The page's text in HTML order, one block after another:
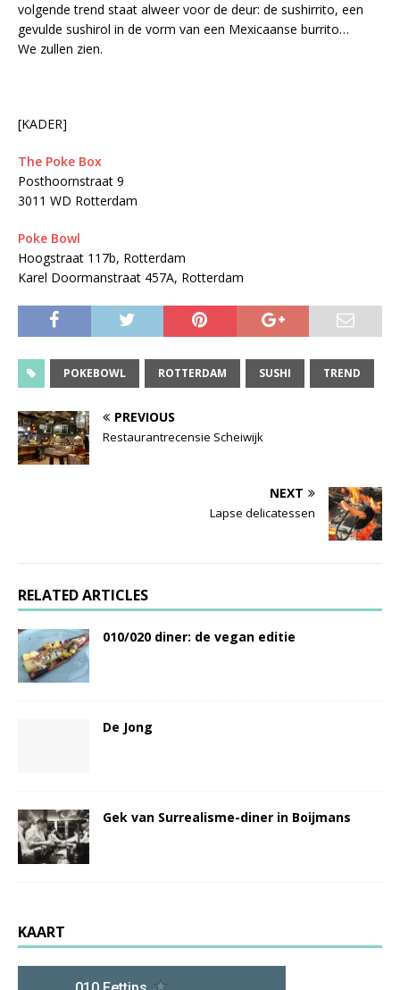
volgende trend staat alweer voor de deur: de sushirrito, een
gevulde sushirol in de vorm van een Mexicaanse burrito…
We zullen zien.
[KADER]
The Poke Box
Posthoornstraat 9
3011 WD Rotterdam
Poke Bowl
Hoogstraat 117b, Rotterdam
Karel Doormanstraat 457A, Rotterdam
POKEBOWL ROTTERDAM SUSHI TREND
PREVIOUS
Restaurantrecensie Scheiwijk
NEXT
Lapse delicatessen
RELATED ARTICLES
010/020 diner: de vegan editie
De Jong
Gek van Surrealisme-diner in Boijmans
KAART